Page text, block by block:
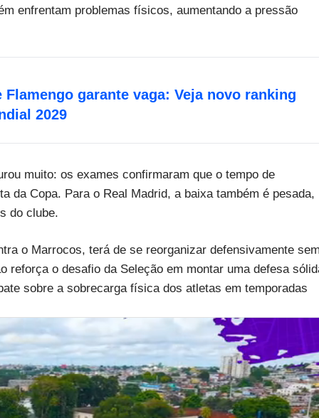
enfrentam problemas físicos, aumentando a pressão
garante vaga: Veja novo ranking
2029
muito: os exames confirmaram que o tempo de
da Copa. Para o Real Madrid, a baixa também é pesada,
do clube.
o Marrocos, terá de se reorganizar defensivamente
reforça o desafio da Seleção em montar uma defesa
sobre a sobrecarga física dos atletas em temporadas